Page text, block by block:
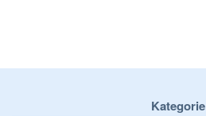
Kategorie